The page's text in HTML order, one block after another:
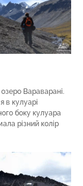
озеро Вараваранi.
в кулуарі
боку кулуара
різний колір